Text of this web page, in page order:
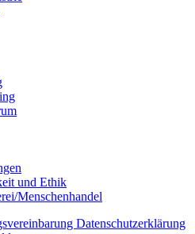
und Ethik
Menschenhandel
Datenschutzerklärung